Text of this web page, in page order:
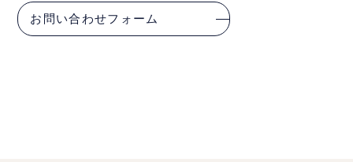
お問い合わせフォーム